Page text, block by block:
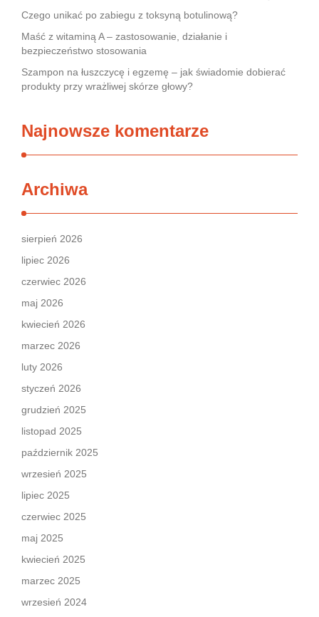
Czego unikać po zabiegu z toksyną botulinową?
Maść z witaminą A – zastosowanie, działanie i
bezpieczeństwo stosowania
Szampon na łuszczycę i egzemę – jak świadomie dobierać
produkty przy wrażliwej skórze głowy?
Najnowsze komentarze
Archiwa
sierpień 2026
lipiec 2026
czerwiec 2026
maj 2026
kwiecień 2026
marzec 2026
luty 2026
styczeń 2026
grudzień 2025
listopad 2025
październik 2025
wrzesień 2025
lipiec 2025
czerwiec 2025
maj 2025
kwiecień 2025
marzec 2025
wrzesień 2024